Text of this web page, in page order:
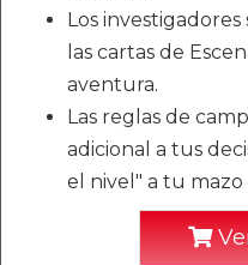
Los
las cartas de
aventura.
Las reglas de
adicional a tus
el nivel" a tu